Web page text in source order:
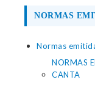
NORMAS
Normas
NORMAS
CANTA